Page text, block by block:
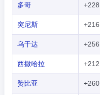
多哥 +228
突尼斯 +216
乌干达 +256
西撒哈拉 +212
赞比亚 +260